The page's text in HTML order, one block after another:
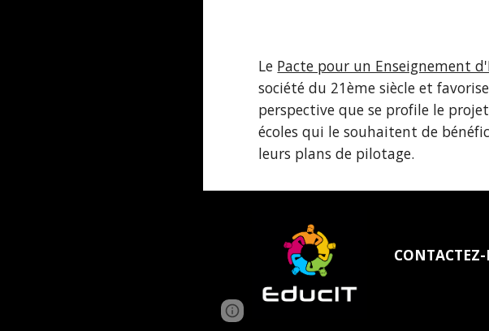
Le Pacte pour un Enseignement
société du 21ème siècle et
perspective que se profile le projet
écoles qui le souhaitent de
leurs plans de pilotage.